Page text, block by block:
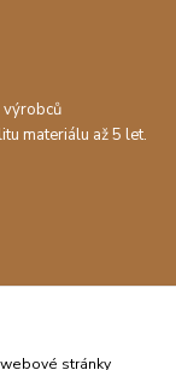
výrobců
materiálu až 5 let.
stránky